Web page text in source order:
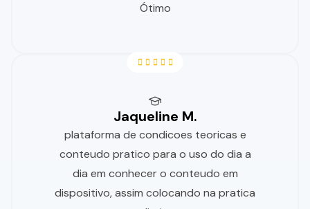
Ótimo
Jaqueline M.
plataforma de condicoes teoricas e
conteudo pratico para o uso do dia a
dia em conhecer o conteudo em
dispositivo, assim colocando na pratica